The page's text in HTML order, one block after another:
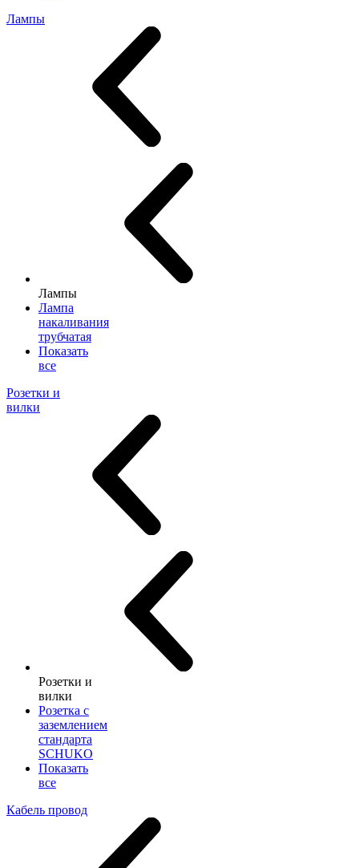
Лампы
Лампы
Лампа
накаливания
трубчатая
Показать
все
Розетки и
вилки
Розетки и
вилки
Розетка с
заземлением
стандарта
SCHUKO
Показать
все
Кабель провод